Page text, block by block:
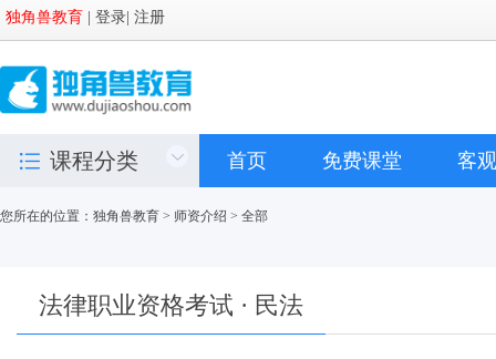
独角兽教育 登录 注册
首页 免费课堂 客
课程分类
您所在的位置： 独角兽教育 > 师资介绍 > 全部
法律职业资格考试 · 民法